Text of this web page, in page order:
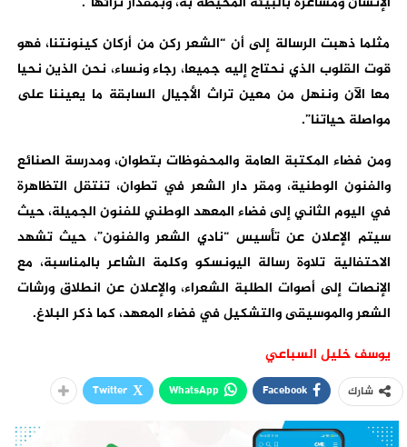
مثلما ذهبت الرسالة إلى أن “الشعر ركن من أركان كينونتنا، فهو
قوت القلوب الذي نحتاج إليه جميعا، رجاء ونساء، نحن الذين نحيا
معا الآن وننهل من معين تراث الأجيال السابقة ما يعيننا على
مواصلة حياتنا”.
ومن فضاء المكتبة العامة والمحفوظات بتطوان، ومدرسة الصنائع
والفنون الوطنية، ومقر دار الشعر في تطوان، تنتقل التظاهرة
في اليوم الثاني إلى فضاء المعهد الوطني للفنون الجميلة، حيث
سيتم الإعلان عن تأسيس “نادي الشعر والفنون”، حيث تشهد
الاحتفالية تلاوة رسالة اليونسكو وكلمة الشاعر بالمناسبة، مع
الإنصات إلى أصوات الطلبة الشعراء، والإعلان عن انطلاق ورشات
الشعر والموسيقى والتشكيل في فضاء المعهد، كما ذكر البلاغ.
يوسف خليل السباعي
شارك Facebook
WhatsApp
Twitter